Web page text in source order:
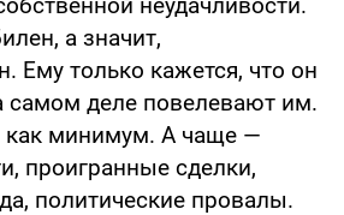
а значит,
Ему только кажется, что он
самом деле повелевают им.
как минимум. А чаще —
проигранные сделки,
политические провалы.